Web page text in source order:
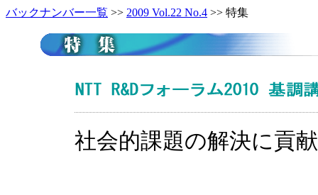
バックナンバー一覧 >> 2009 Vol.22 No.4 >> 特集
社会的課題の解決に貢